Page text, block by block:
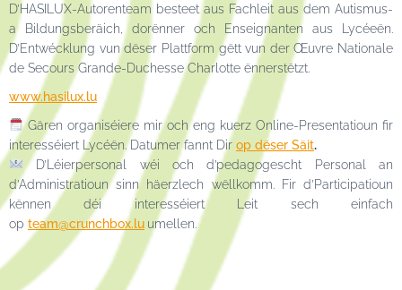
D’HASILUX-Autorenteam besteet aus Fachleit aus dem Autismus-
a Bildungsberäich, dorënner och Enseignanten aus Lycéeën.
D’Entwécklung vun dëser Plattform gëtt vun der Œuvre Nationale
de Secours Grande-Duchesse Charlotte ënnerstëtzt.
www.hasilux.lu
Gären organiséiere mir och eng kuerz Online-Presentatioun fir
interesséiert Lycéën. Datumer fannt Dir op dëser Säit.
D’Léierpersonal wéi och d’pedagogescht Personal an
d’Administratioun sinn häerzlech wëllkomm. Fir d’Participatioun
kënnen déi interesséiert Leit sech einfach
op team@crunchbox.lu umellen.